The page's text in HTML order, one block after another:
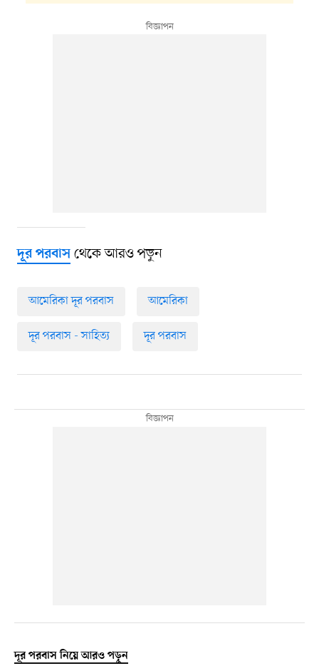
দূর পরবাসথেকে আরও পড়ুন
আমেরিকা দূর পরবাস আমেরিকা
দূর পরবাস - সাহিত্য দূর পরবাস
দূর পরবাস নিয়ে আরও পড়ুন